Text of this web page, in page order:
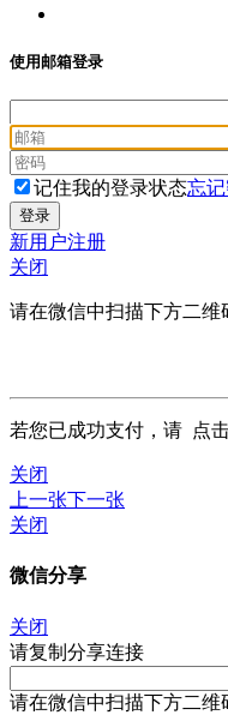
使用邮箱登录
记住我的登录状态忘记
新用户注册
关闭
请在微信中扫描下方二维
若您已成功支付，请 点
关闭
上一张下一张
关闭
微信分享
关闭
请复制分享连接
请在微信中扫描下方二维